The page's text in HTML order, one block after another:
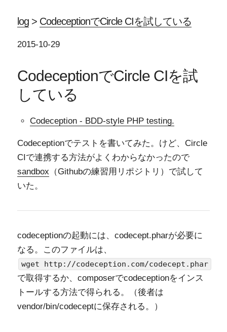
log> CodeceptionでCircle CIを試している
2015-10-29
CodeceptionでCircle CIを試
している
Codeception - BDD-style PHP testing.
Codeceptionでテストを書いてみた。けど、Circle
CIで連携する方法がよくわからなかったので
sandbox （Githubの練習用リポジトリ）で試して
いた。
codeceptionの起動には、codecept.pharが必要に
なる。このファイルは、
wget http://codeception.com/codecept.phar
で取得するか、composerでcodeceptionをインス
トールする方法で得られる。（後者は
vendor/bin/codeceptに保存される。）